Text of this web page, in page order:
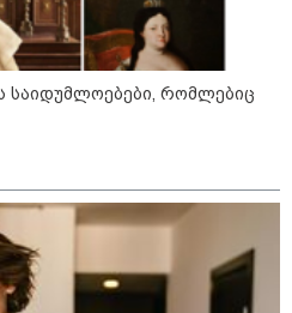
სიახლე
წლის რუსეთ-საქართველოს
მე-18 წლისთავთან
ადმინისტრაციულ
სახელმწიფო დროშები
საიდუმლოებები, რომლებიც